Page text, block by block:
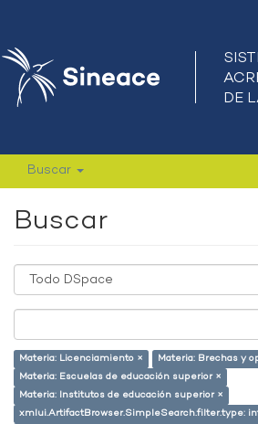
Buscar
Buscar
Materia: Licenciamiento ×
Materia: Brechas y
Materia: Escuelas de educación superior ×
Materia: Institutos de educación superior ×
xmlui.ArtifactBrowser.SimpleSearch.filter.type: